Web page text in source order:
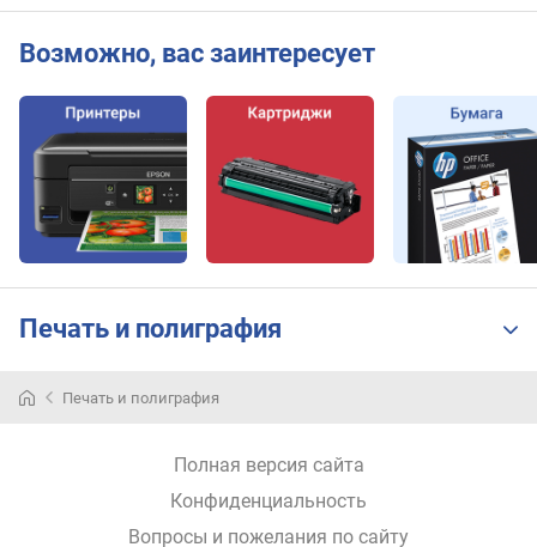
д
ч
а
о
р
и
г
л
Возможно, вас заинтересует
Печать и полиграфия
Печать и полиграфия
Полная версия сайта
Конфиденциальность
Вопросы и пожелания по сайту